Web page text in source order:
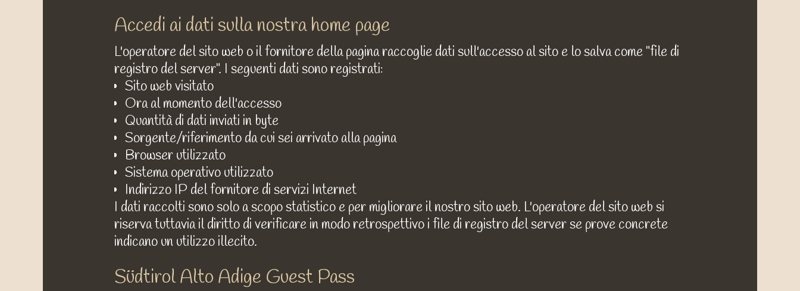
Accedi ai dati sulla nostra home page
L'operatore del sito web o il fornitore della pagina raccoglie dati sull'accesso al sito e lo salva come "file di
registro del server". I seguenti dati sono registrati:
Sito web visitato
Ora al momento dell'accesso
Quantità di dati inviati in byte
Sorgente/riferimento da cui sei arrivato alla pagina
Browser utilizzato
Sistema operativo utilizzato
Indirizzo IP del fornitore di servizi Internet
I dati raccolti sono solo a scopo statistico e per migliorare il nostro sito web. L'operatore del sito web si
riserva tuttavia il diritto di verificare in modo retrospettivo i file di registro del server se prove concrete
indicano un utilizzo illecito.
Südtirol Alto Adige Guest Pass